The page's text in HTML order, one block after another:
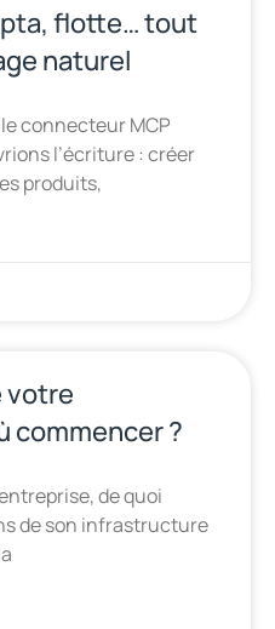
flotte… tout
naturel
connecteur MCP
l’écriture : créer
produits,
votre
commencer ?
de quoi
de son infrastructure